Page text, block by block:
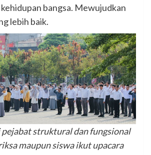
bangsa. Mewujudkan
lebih baik.
pejabat struktural dan fungsional
maupun siswa ikut upacara